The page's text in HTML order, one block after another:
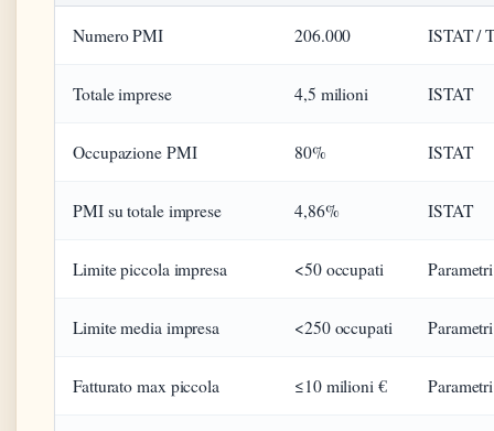
Numero PMI 206.000 ISTAT /
Totale imprese 4,5 milioni ISTAT
Occupazione PMI 80% ISTAT
PMI su totale imprese 4,86% ISTAT
Limite piccola impresa <50 occupati
Limite media impresa <250 occupati
Fatturato max piccola ≤10 milioni €